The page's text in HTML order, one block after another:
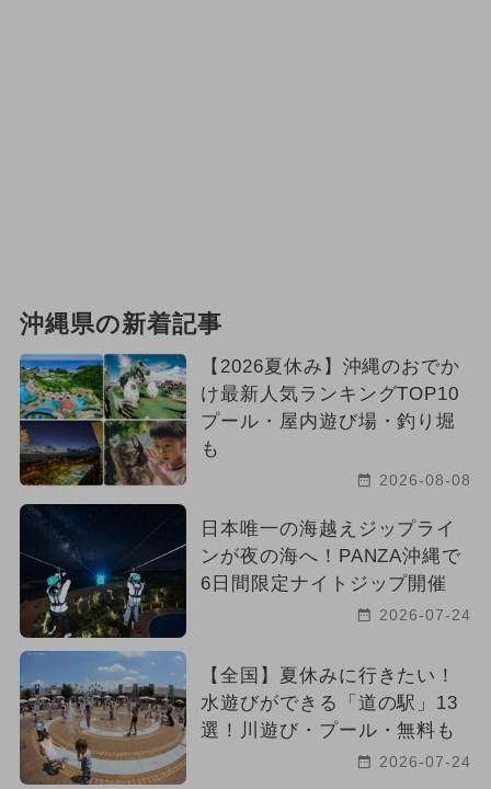
夏休み（日帰り）
絶景 厳選お出かけまとめ
2020年オープン
沖縄県の新着記事
【2026夏休み】沖縄のおでか
け最新人気ランキングTOP10
プール・屋内遊び場・釣り堀
も
2026-08-08
日本唯一の海越えジップライ
ンが夜の海へ！PANZA沖縄で
6日間限定ナイトジップ開催
2026-07-24
【全国】夏休みに行きたい！
水遊びができる「道の駅」13
選！川遊び・プール・無料も
2026-07-24